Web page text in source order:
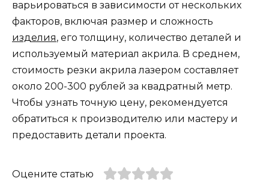
варьироваться в зависимости от нескольких
факторов, включая размер и сложность
изделия, его толщину, количество деталей и
используемый материал акрила. В среднем,
стоимость резки акрила лазером составляет
около 200-300 рублей за квадратный метр.
Чтобы узнать точную цену, рекомендуется
обратиться к производителю или мастеру и
предоставить детали проекта.
Оцените статью